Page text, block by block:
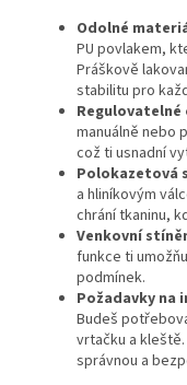
Odolné
PU povlakem,
Práškově
stabilitu pro
Regulovatelné
manuálně nebo
což ti usnadní
Polokazetová
a hliníkovým
chrání tkaninu,
Venkovní
funkce ti
podmínek.
Požadavky na
Budeš
vrtačku a
správnou a